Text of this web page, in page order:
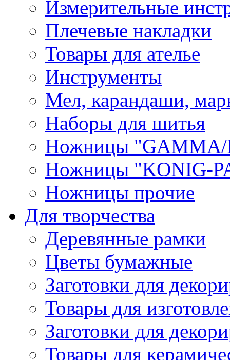
Измерительные
Плечевые накладки
Товары для ателье
Инструменты
Мел, карандаши,
Наборы для шитья
Ножницы "GAMMA/
Ножницы "KONIG-
Ножницы прочие
Для творчества
Деревянные рамки
Цветы бумажные
Заготовки для
Товары для
Заготовки для
Товары для